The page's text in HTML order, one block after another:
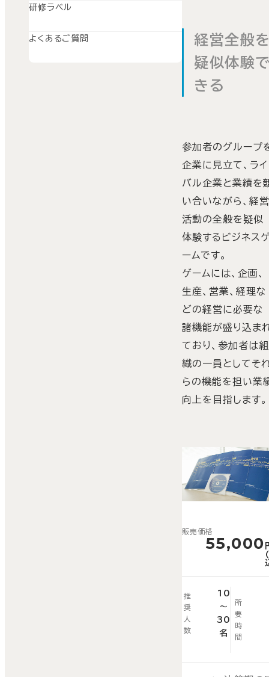
研修ラベル
よくあるご質問
経営全般
疑似体験
きる
参加者のグループ
企業に見立て、ライ
バル企業と業績を
い合いながら、経
活動の全般を疑似
体験するビジネス
ームです。
ゲームには、企画、
生産、営業、経理な
どの経営に必要な
諸機能が盛り込ま
ており、参加者は組
織の一員としてそ
らの機能を担い業
向上を目指します。
販売価格
55,000
推
奨
人
数
10
～
30
名
所
要
時
間